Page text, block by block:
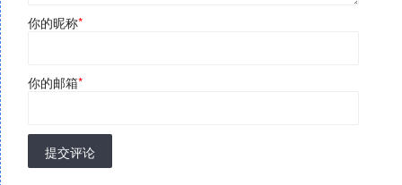
你的昵称*
你的邮箱*
提交评论